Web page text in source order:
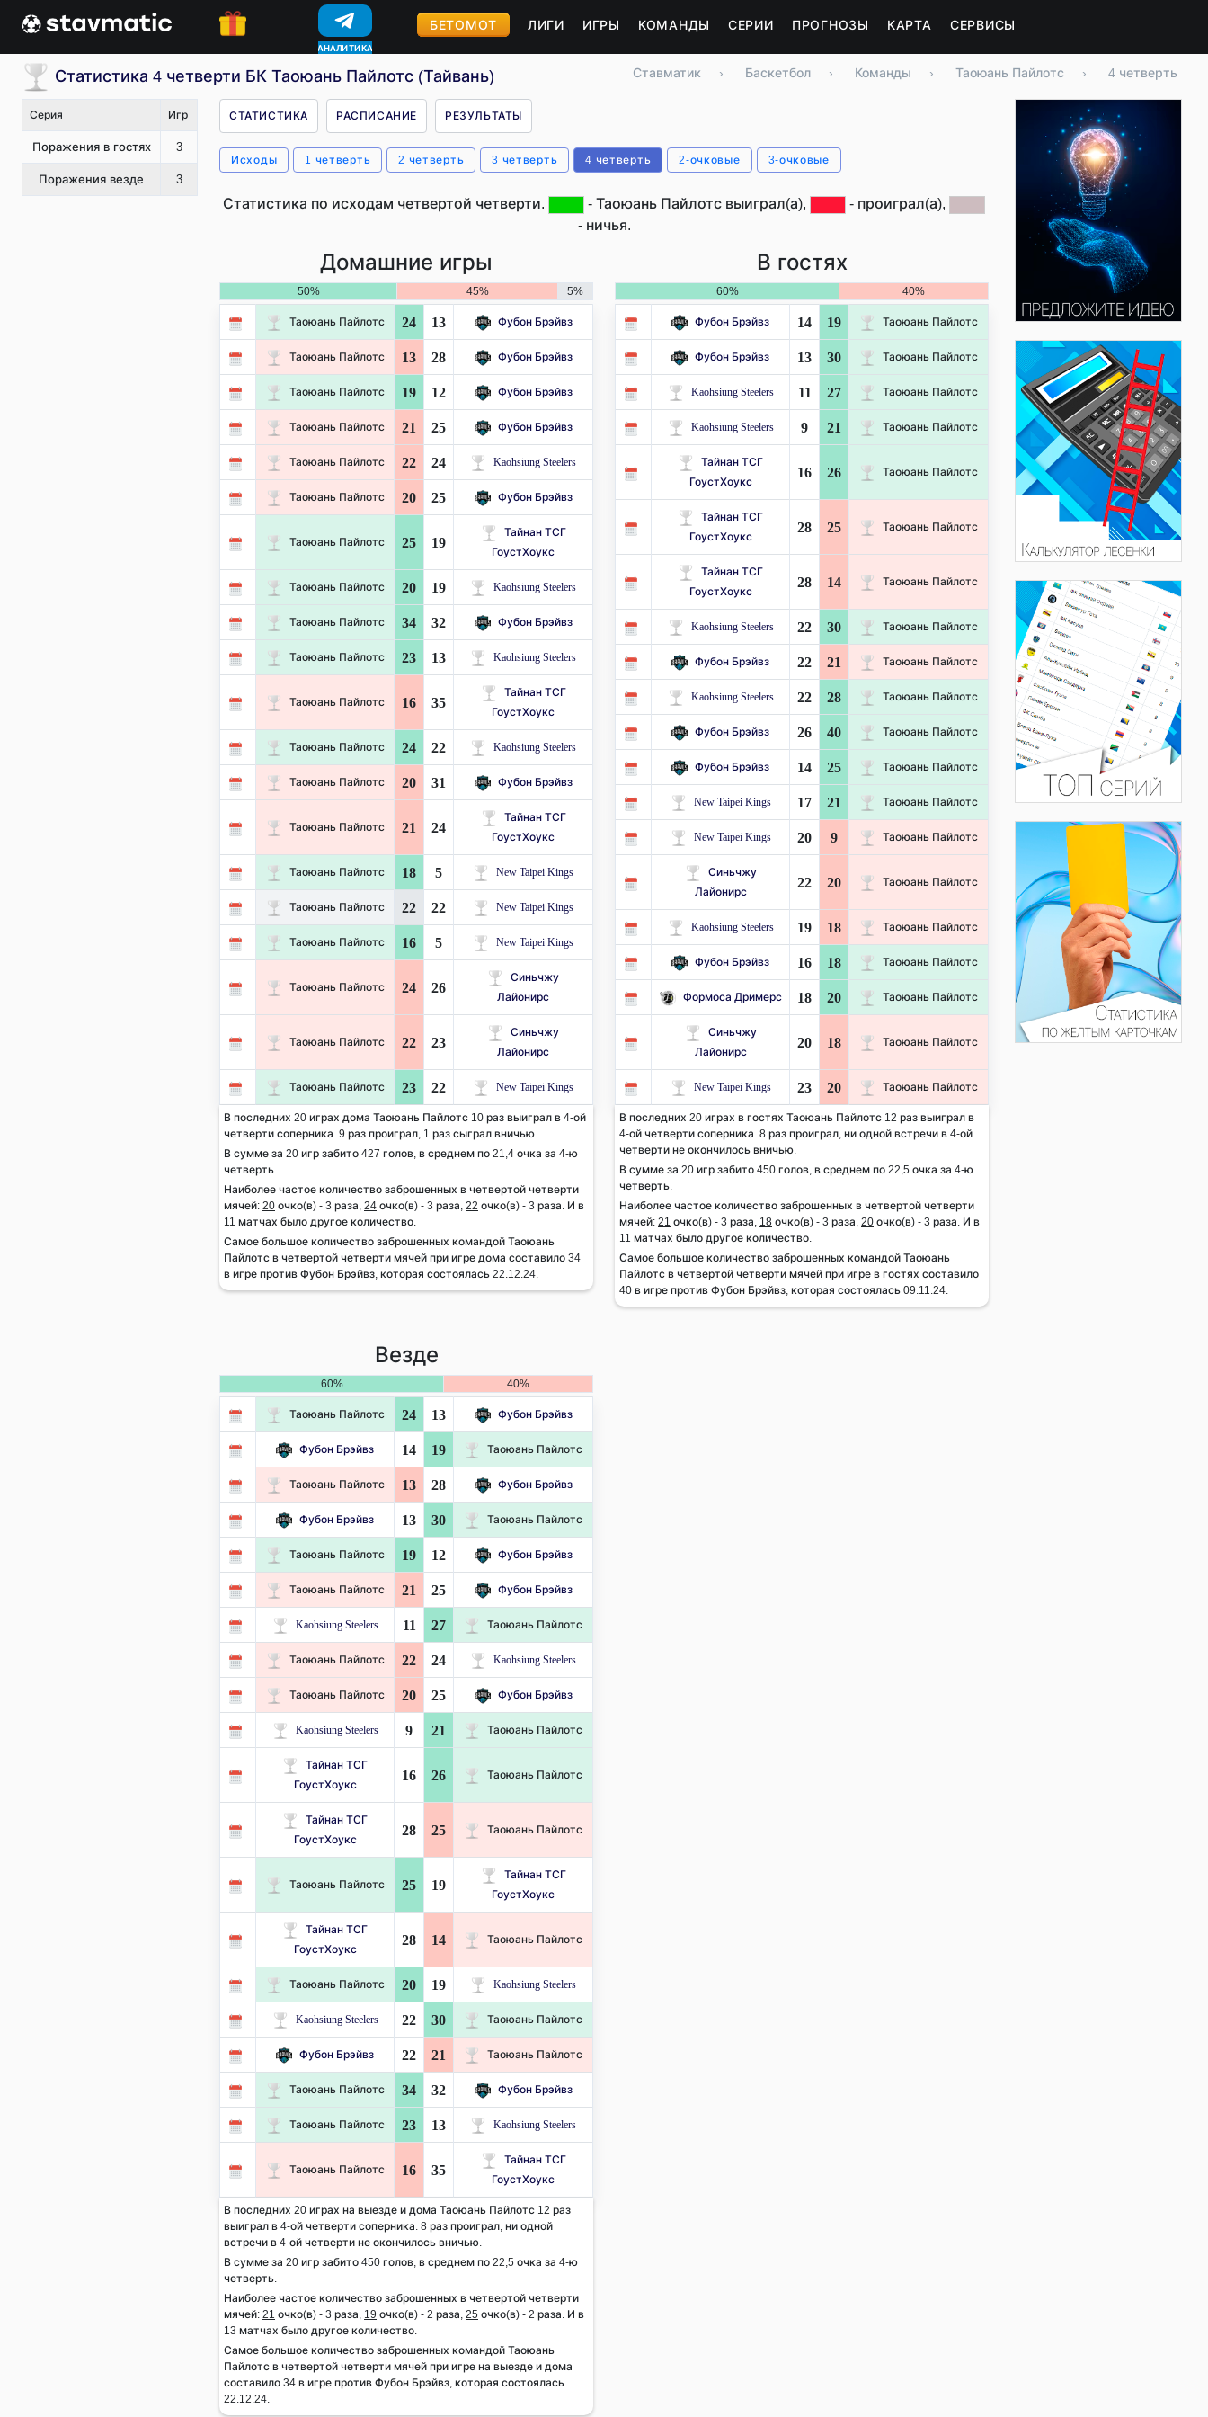
АНАЛИТИКА
КОНКУРСЫ
БЕТОМОТ ЛИГИ ИГРЫ КОМАНДЫ СЕРИИ ПРОГНОЗЫ КАРТА СЕРВИСЫ
Статистика 4 четверти БК Таоюань Пайлотс (Тайвань) Ставматик › Баскетбол › Команды › Таоюань Пайлотс › 4 четверть
Серия Игр
Поражения в гостях 3
Поражения везде 3
СТАТИСТИКА РАСПИСАНИЕ РЕЗУЛЬТАТЫ
Исходы 1 четверть 2 четверть 3 четверть 4 четверть 2-очковые 3-очковые
Статистика по исходам четвертой четверти. - Таоюань Пайлотс выиграл(а),
- проиграл(а),
- ничья.
Домашние игры
50% 45% 5%
Таоюань Пайлотс 24 13 Фубон Брэйвз
Таоюань Пайлотс 13 28 Фубон Брэйвз
Таоюань Пайлотс 19 12 Фубон Брэйвз
Таоюань Пайлотс 21 25 Фубон Брэйвз
Таоюань Пайлотс 22 24 Kaohsiung Steelers
Таоюань Пайлотс 20 25 Фубон Брэйвз
Таоюань Пайлотс 25 19
Тайнан ТСГ
ГоустХоукс
Таоюань Пайлотс 20 19 Kaohsiung Steelers
Таоюань Пайлотс 34 32 Фубон Брэйвз
Таоюань Пайлотс 23 13 Kaohsiung Steelers
Таоюань Пайлотс 16 35
Тайнан ТСГ
ГоустХоукс
Таоюань Пайлотс 24 22 Kaohsiung Steelers
Таоюань Пайлотс 20 31 Фубон Брэйвз
Таоюань Пайлотс 21 24
Тайнан ТСГ
ГоустХоукс
Таоюань Пайлотс 18 5 New Taipei Kings
Таоюань Пайлотс 22 22 New Taipei Kings
Таоюань Пайлотс 16 5 New Taipei Kings
Таоюань Пайлотс 24 26
Синьчжу
Лайонирс
Таоюань Пайлотс 22 23
Синьчжу
Лайонирс
Таоюань Пайлотс 23 22 New Taipei Kings
В последних 20 играх дома Таоюань Пайлотс 10 раз выиграл в 4-ой
четверти соперника. 9 раз проиграл, 1 раз сыграл вничью.
В сумме за 20 игр забито 427 голов, в среднем по 21,4 очка за 4-ю
четверть.
Наиболее частое количество заброшенных в четвертой четверти
мячей: 20 очко(в) - 3 раза, 24 очко(в) - 3 раза, 22 очко(в) - 3 раза. И в
11 матчах было другое количество.
Самое большое количество заброшенных командой Таоюань
Пайлотс в четвертой четверти мячей при игре дома составило 34
в игре против Фубон Брэйвз, которая состоялась 22.12.24.
В гостях
60% 40%
Фубон Брэйвз 14 19 Таоюань Пайлотс
Фубон Брэйвз 13 30 Таоюань Пайлотс
Kaohsiung Steelers 11 27 Таоюань Пайлотс
Kaohsiung Steelers 9 21 Таоюань Пайлотс
Тайнан ТСГ
ГоустХоукс
16 26 Таоюань Пайлотс
Тайнан ТСГ
ГоустХоукс
28 25 Таоюань Пайлотс
Тайнан ТСГ
ГоустХоукс
28 14 Таоюань Пайлотс
Kaohsiung Steelers 22 30 Таоюань Пайлотс
Фубон Брэйвз 22 21 Таоюань Пайлотс
Kaohsiung Steelers 22 28 Таоюань Пайлотс
Фубон Брэйвз 26 40 Таоюань Пайлотс
Фубон Брэйвз 14 25 Таоюань Пайлотс
New Taipei Kings 17 21 Таоюань Пайлотс
New Taipei Kings 20 9 Таоюань Пайлотс
Синьчжу
Лайонирс
22 20 Таоюань Пайлотс
Kaohsiung Steelers 19 18 Таоюань Пайлотс
Фубон Брэйвз 16 18 Таоюань Пайлотс
Формоса Дримерс 18 20 Таоюань Пайлотс
Синьчжу
Лайонирс
20 18 Таоюань Пайлотс
New Taipei Kings 23 20 Таоюань Пайлотс
В последних 20 играх в гостях Таоюань Пайлотс 12 раз выиграл в
4-ой четверти соперника. 8 раз проиграл, ни одной встречи в 4-ой
четверти не окончилось вничью.
В сумме за 20 игр забито 450 голов, в среднем по 22,5 очка за 4-ю
четверть.
Наиболее частое количество заброшенных в четвертой четверти
мячей: 21 очко(в) - 3 раза, 18 очко(в) - 3 раза, 20 очко(в) - 3 раза. И в
11 матчах было другое количество.
Самое большое количество заброшенных командой Таоюань
Пайлотс в четвертой четверти мячей при игре в гостях составило
40 в игре против Фубон Брэйвз, которая состоялась 09.11.24.
Везде
60% 40%
Таоюань Пайлотс 24 13 Фубон Брэйвз
Фубон Брэйвз 14 19 Таоюань Пайлотс
Таоюань Пайлотс 13 28 Фубон Брэйвз
Фубон Брэйвз 13 30 Таоюань Пайлотс
Таоюань Пайлотс 19 12 Фубон Брэйвз
Таоюань Пайлотс 21 25 Фубон Брэйвз
Kaohsiung Steelers 11 27 Таоюань Пайлотс
Таоюань Пайлотс 22 24 Kaohsiung Steelers
Таоюань Пайлотс 20 25 Фубон Брэйвз
Kaohsiung Steelers 9 21 Таоюань Пайлотс
Тайнан ТСГ
ГоустХоукс
16 26 Таоюань Пайлотс
Тайнан ТСГ
ГоустХоукс
28 25 Таоюань Пайлотс
Таоюань Пайлотс 25 19
Тайнан ТСГ
ГоустХоукс
Тайнан ТСГ
ГоустХоукс
28 14 Таоюань Пайлотс
Таоюань Пайлотс 20 19 Kaohsiung Steelers
Kaohsiung Steelers 22 30 Таоюань Пайлотс
Фубон Брэйвз 22 21 Таоюань Пайлотс
Таоюань Пайлотс 34 32 Фубон Брэйвз
Таоюань Пайлотс 23 13 Kaohsiung Steelers
Таоюань Пайлотс 16 35
Тайнан ТСГ
ГоустХоукс
В последних 20 играх на выезде и дома Таоюань Пайлотс 12 раз
выиграл в 4-ой четверти соперника. 8 раз проиграл, ни одной
встречи в 4-ой четверти не окончилось вничью.
В сумме за 20 игр забито 450 голов, в среднем по 22,5 очка за 4-ю
четверть.
Наиболее частое количество заброшенных в четвертой четверти
мячей: 21 очко(в) - 3 раза, 19 очко(в) - 2 раза, 25 очко(в) - 2 раза. И в
13 матчах было другое количество.
Самое большое количество заброшенных командой Таоюань
Пайлотс в четвертой четверти мячей при игре на выезде и дома
составило 34 в игре против Фубон Брэйвз, которая состоялась
22.12.24.